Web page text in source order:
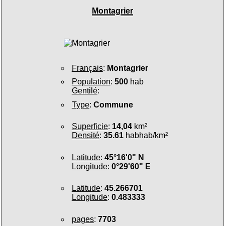
Montagrier
Français: Montagrier
Population: 500hab
Gentilé:
Type: Commune
Superficie: 14,04km²
Densité: 35.61habhab/km²
Latitude: 45°16'0" N
Longitude: 0°29'60" E
Latitude: 45.266701
Longitude: 0.483333
pages: 7703